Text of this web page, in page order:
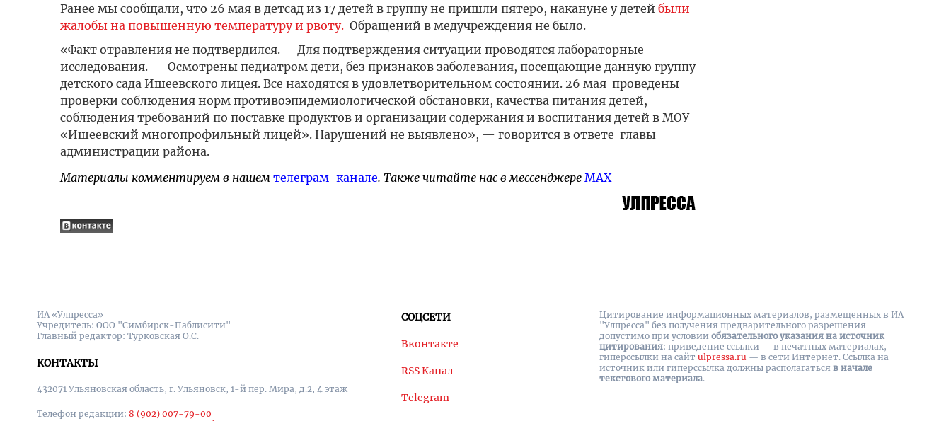
Ранее мы сообщали, что 26 мая в детсад из 17 детей в группу не пришли пятеро, накануне у детей были
жалобы на повышенную температуру и рвоту. Обращений в медучреждения не было.
«Факт отравления не подтвердился. Для подтверждения ситуации проводятся лабораторные
исследования. Осмотрены педиатром дети, без признаков заболевания, посещающие данную группу
детского сада Ишеевского лицея. Все находятся в удовлетворительном состоянии. 26 мая проведены
проверки соблюдения норм противоэпидемиологической обстановки, качества питания детей,
соблюдения требований по поставке продуктов и организации содержания и воспитания детей в МОУ
«Ишеевский многопрофильный лицей». Нарушений не выявлено», — говорится в ответе главы
администрации района.
Материалы комментируем в нашем телеграм-канале. Также читайте нас в мессенджере MAX
ИА «Улпресса»
Учредитель: ООО "Симбирск-Паблисити"
Главный редактор: Турковская О.С.
КОНТАКТЫ
432071 Ульяновская область, г. Ульяновск, 1-й пер. Мира, д.2, 4 этаж
Телефон редакции: 8 (902) 007-79-00
СОЦСЕТИ
Вконтакте
RSS Канал
Telegram
Цитирование информационных материалов, размещенных в ИА
"Улпресса" без получения предварительного разрешения
допустимо при условии обязательного указания на источник
цитирования: приведение ссылки — в печатных материалах,
гиперссылки на cайт ulpressa.ru — в сети Интернет. Ссылка на
источник или гиперссылка должны располагаться в начале
текстового материала.